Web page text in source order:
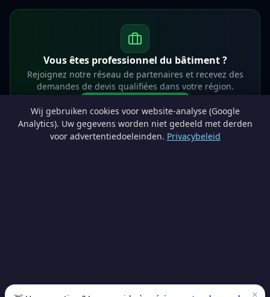
Wij gebruiken cookies voor website-analyse (Google
Analytics). Uw gegevens worden niet gedeeld met derden
voor advertentiedoeleinden. Privacybeleid
Vous êtes professionnel du bâtiment ?
Rejoignez notre réseau de partenaires et recevez des
demandes de devis qualifiées dans votre région.
info@lesprosdemaville.be
conseil personnalisé.